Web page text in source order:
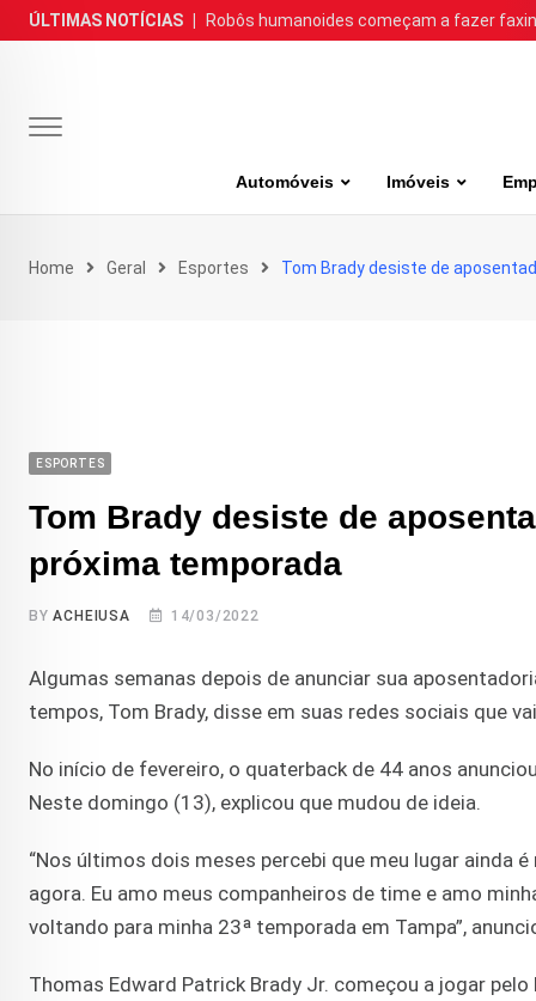
Skip
to
ÚLTIMAS NOTÍCIAS Robôs humanoides começam a fazer
Automóveis Imóveis
Home Geral Esportes Tom Brady desiste de
ESPORTES
Tom Brady desiste de
próxima temporada
BYACHEIUSA 14/03/2022
Algumas semanas depois de anunciar sua
tempos, Tom Brady, disse em suas redes sociais que
No início de fevereiro, o quaterback de 44 anos
Neste domingo (13), explicou que mudou de ideia.
“Nos últimos dois meses percebi que meu lugar ainda
agora. Eu amo meus companheiros de time e amo
voltando para minha 23ª temporada em Tampa”,
Thomas Edward Patrick Brady Jr. começou a jogar